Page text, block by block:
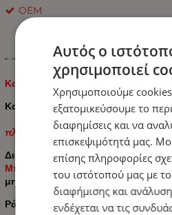
OEM
Καθρέπτης για Φορτηγά -
Καθρέπτες οπισθοπορείας για
πλήρης με τζάμι καθρέφτη
Διαστάσεις: 370mm x 180mm
Μπορεί να χρησιμοποιηθεί δεξιά
μη θερμαινόμενο, ρυθμιζόμενο
Ράβδος στήριξης: 16-21 mm
Αυτός ο
χρησιμοποιεί
Χρησιμοποιούμε
εξατομικεύσουμε το
διαφημίσεις και να
επισκεψιμότητά μας.
επίσης πληροφορίες
του ιστότοπού μας με
διαφήμισης και
ενδέχεται να τις